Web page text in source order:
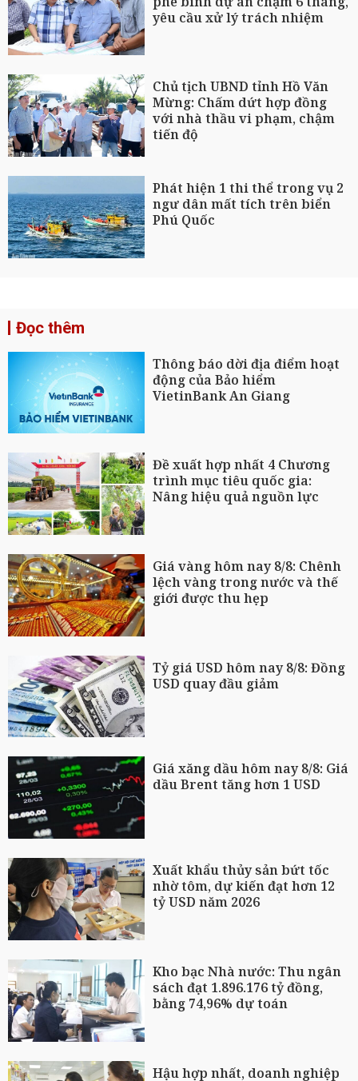
yêu cầu xử lý trách nhiệm
Chủ tịch UBND tỉnh Hồ Văn
Mừng: Chấm dứt hợp đồng
với nhà thầu vi phạm, chậm
tiến độ
Phát hiện 1 thi thể trong vụ 2
ngư dân mất tích trên biển
Phú Quốc
Đọc thêm
Thông báo dời địa điểm hoạt
động của Bảo hiểm
VietinBank An Giang
Đề xuất hợp nhất 4 Chương
trình mục tiêu quốc gia:
Nâng hiệu quả nguồn lực
Giá vàng hôm nay 8/8: Chênh
lệch vàng trong nước và thế
giới được thu hẹp
Tỷ giá USD hôm nay 8/8: Đồng
USD quay đầu giảm
Giá xăng dầu hôm nay 8/8: Giá
dầu Brent tăng hơn 1 USD
Xuất khẩu thủy sản bứt tốc
nhờ tôm, dự kiến đạt hơn 12
tỷ USD năm 2026
Kho bạc Nhà nước: Thu ngân
sách đạt 1.896.176 tỷ đồng,
bằng 74,96% dự toán
Hậu hợp nhất, doanh nghiệp